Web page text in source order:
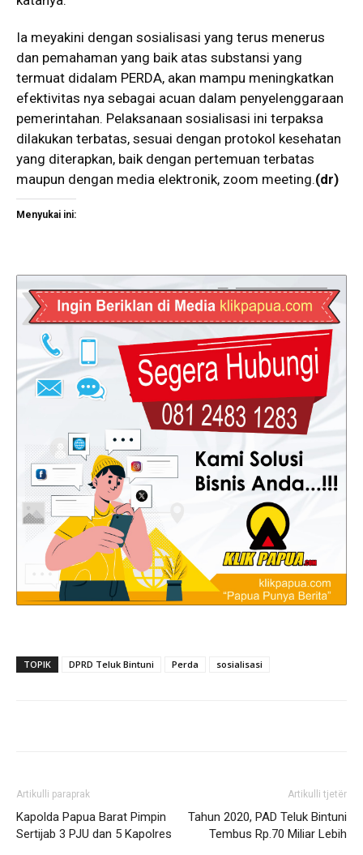
Ia meyakini dengan sosialisasi yang terus menerus
dan pemahaman yang baik atas substansi yang
termuat didalam PERDA, akan mampu meningkatkan
efektivitas nya sebagai acuan dalam penyelenggaraan
pemerintahan. Pelaksanaan sosialisasi ini terpaksa
dilakukan terbatas, sesuai dengan protokol kesehatan
yang diterapkan, baik dengan pertemuan terbatas
maupun dengan media elektronik, zoom meeting.(dr)
Menyukai ini:
TOPIK DPRD Teluk Bintuni Perda sosialisasi
Artikulli paraprak
Kapolda Papua Barat Pimpin
Sertijab 3 PJU dan 5 Kapolres
Artikulli tjetër
Tahun 2020, PAD Teluk Bintuni
Tembus Rp.70 Miliar Lebih